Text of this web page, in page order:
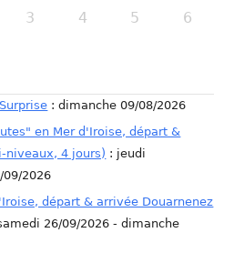
3 4 5 6
: dimanche 09/08/2026
en Mer d'Iroise, départ &
niveaux, 4 jours) : jeudi
09/2026
départ & arrivée Douarnenez
26/09/2026 - dimanche